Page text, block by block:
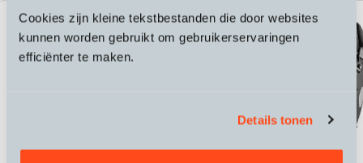
Cookies zijn kleine tekstbestanden die door websites
kunnen worden gebruikt om gebruikerservaringen
efficiënter te maken.
Details tonen